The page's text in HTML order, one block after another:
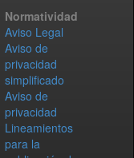
Normatividad
Aviso Legal
Aviso de
privacidad
simplificado
Aviso de
privacidad
Lineamientos
para la